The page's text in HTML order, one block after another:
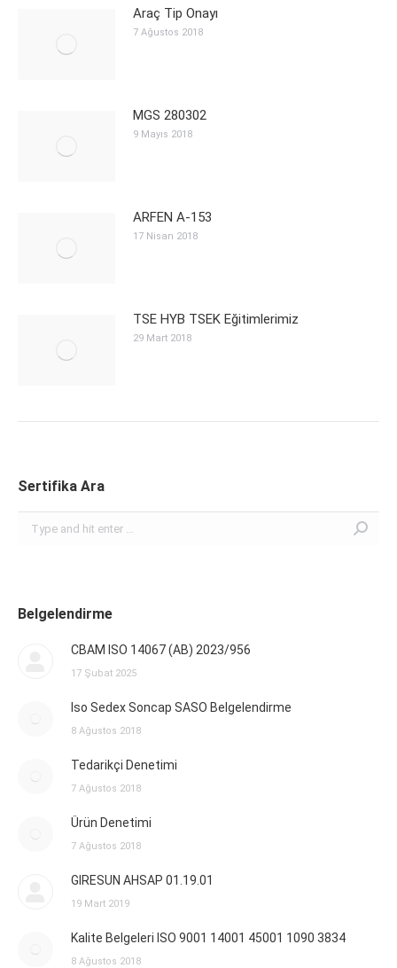
Araç Tip Onayı
7 Ağustos 2018
MGS 280302
9 Mayıs 2018
ARFEN A-153
17 Nisan 2018
TSE HYB TSEK Eğitimlerimiz
29 Mart 2018
Sertifika Ara
Search:
Belgelendirme
CBAM ISO 14067 (AB) 2023/956
17 Şubat 2025
Iso Sedex Soncap SASO Belgelendirme
8 Ağustos 2018
Tedarikçi Denetimi
7 Ağustos 2018
Ürün Denetimi
7 Ağustos 2018
GIRESUN AHSAP 01.19.01
19 Mart 2019
Kalite Belgeleri ISO 9001 14001 45001 1090 3834
8 Ağustos 2018